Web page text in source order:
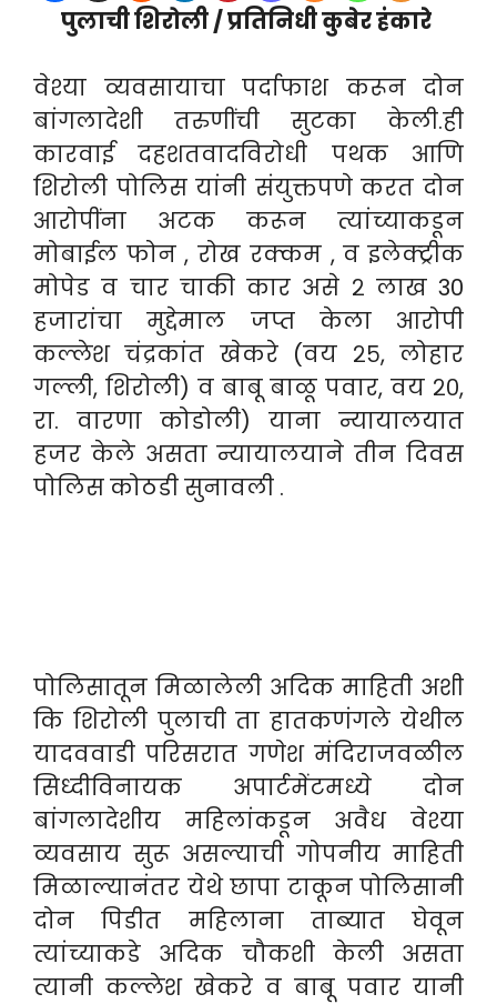
पुलाची शिरोली / प्रतिनिधी कुबेर हंकारे
वेश्या व्यवसायाचा पर्दाफाश करून दोन
बांगलादेशी तरुणींची सुटका केली.ही
कारवाई दहशतवादविरोधी पथक आणि
शिरोली पोलिस यांनी संयुक्तपणे करत दोन
आरोपींना अटक करून त्यांच्याकडून
मोबाईल फोन , रोख रक्कम , व इलेक्ट्रीक
मोपेड व चार चाकी कार असे २ लाख 30
हजारांचा मुद्देमाल जप्त केला आरोपी
कल्लेश चंद्रकांत खेकरे (वय २५, लोहार
गल्ली, शिरोली) व बाबू बाळू पवार, वय २०,
रा. वारणा कोडोली) याना न्यायालयात
हजर केले असता न्यायालयाने तीन दिवस
पोलिस कोठडी सुनावली .
पोलिसातून मिळालेली अदिक माहिती अशी
कि शिरोली पुलाची ता हातकणंगले येथील
यादववाडी परिसरात गणेश मंदिराजवळील
सिध्दीविनायक अपार्टमेंटमध्ये दोन
बांगलादेशीय महिलांकडून अवैध वेश्या
व्यवसाय सुरू असल्याची गोपनीय माहिती
मिळाल्यानंतर येथे छापा टाकून पोलिसानी
दोन पिडीत महिलाना ताब्यात घेवून
त्यांच्याकडे अदिक चौकशी केली असता
त्यानी कल्लेश खेकरे व बाबू पवार यानी